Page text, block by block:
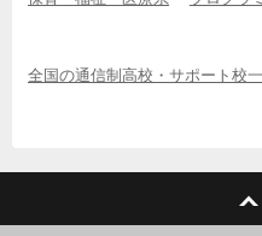
全国の通信制高校・サポート校